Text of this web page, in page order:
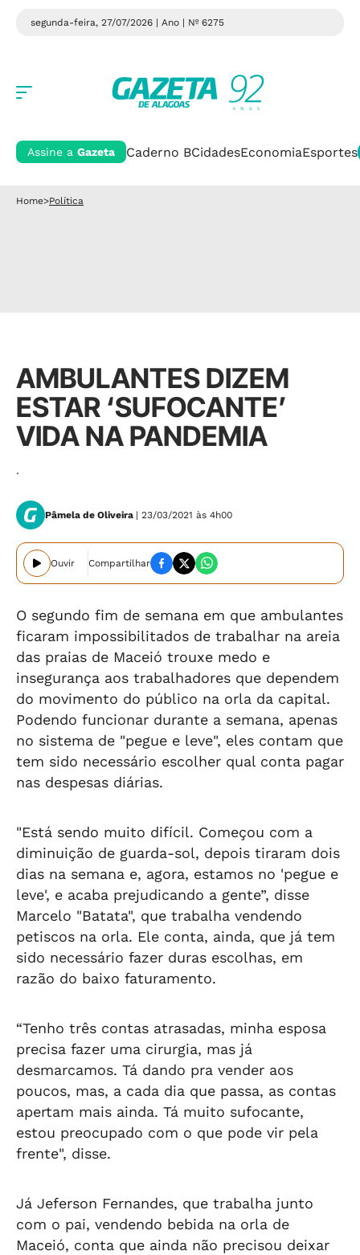
segunda-feira, 27/07/2026 | Ano | Nº 6275
Assine a Gazeta Caderno BCidadesEconomiaEsportes
Home>Política
AMBULANTES DIZEM
ESTAR ‘SUFOCANTE’
VIDA NA PANDEMIA
.
Pâmela de Oliveira | 23/03/2021 às 4h00
Ouvir Compartilhar
O segundo fim de semana em que ambulantes
ficaram impossibilitados de trabalhar na areia
das praias de Maceió trouxe medo e
insegurança aos trabalhadores que dependem
do movimento do público na orla da capital.
Podendo funcionar durante a semana, apenas
no sistema de "pegue e leve", eles contam que
tem sido necessário escolher qual conta pagar
nas despesas diárias.
"Está sendo muito difícil. Começou com a
diminuição de guarda-sol, depois tiraram dois
dias na semana e, agora, estamos no 'pegue e
leve', e acaba prejudicando a gente”, disse
Marcelo "Batata", que trabalha vendendo
petiscos na orla. Ele conta, ainda, que já tem
sido necessário fazer duras escolhas, em
razão do baixo faturamento.
“Tenho três contas atrasadas, minha esposa
precisa fazer uma cirurgia, mas já
desmarcamos. Tá dando pra vender aos
poucos, mas, a cada dia que passa, as contas
apertam mais ainda. Tá muito sufocante,
estou preocupado com o que pode vir pela
frente", disse.
Já Jeferson Fernandes, que trabalha junto
com o pai, vendendo bebida na orla de
Maceió, conta que ainda não precisou deixar